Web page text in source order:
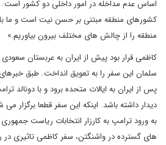
اساس عدم مداخله در امور داخلی دو کشور است.
کشورهای منطقه مبتنی بر حسن نیت است و ما
منطقه را از چالش‌ های مختلف بیرون بیاوریم.»
کاظمی قرار بود پیش از ایران به عربستان
سلمان این سفر را به تعویق انداخت. طبق
پس از ایران به ایالات متحده برود و با دونالد
دیدار داشته باشد. اینکه این سفر قطعا برگزار می
به ورود ترامپ به کارزار انتخابات ریاست
های گسترده در واشنگتن، سفر کاظمی تاثیری در